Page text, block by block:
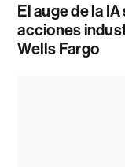
El auge de la
acciones
Wells Fargo